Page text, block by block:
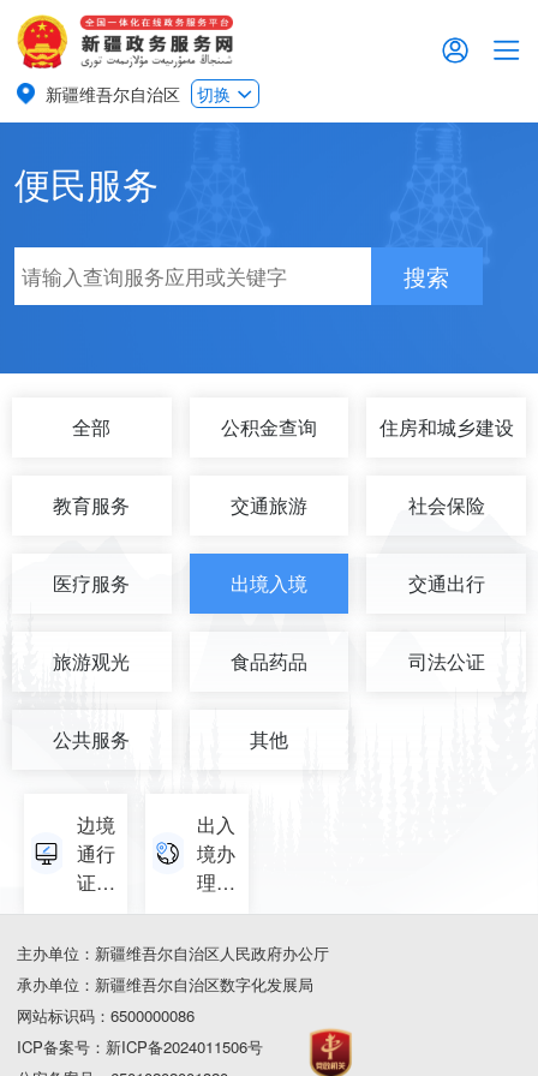
新疆维吾尔自治区 切换
便民服务
搜索
全部 公积金查询 住房和城乡建设
教育服务 交通旅游 社会保险
医疗服务 出境入境 交通出行
旅游观光 食品药品 司法公证
公共服务 其他
边境
通行
证办
理点
出入
境办
理点
查询
主办单位：新疆维吾尔自治区人民政府办公厅
承办单位：新疆维吾尔自治区数字化发展局
网站标识码：6500000086
ICP备案号：新ICP备2024011506号